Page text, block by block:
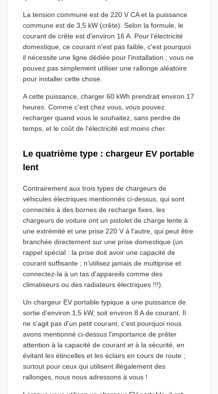
La tension commune est de 220 V CA et la puissance
commune est de 3,5 kW (crête). Selon la formule, le
courant de crête est d'environ 16 A. Pour l'électricité
domestique, ce courant n'est pas faible, c'est pourquoi
il nécessite une ligne dédiée pour l'installation ; vous ne
pouvez pas simplement utiliser une rallonge aléatoire
pour installer cette chose.
A cette puissance, charger 60 kWh prendrait environ 17
heures. Comme c'est chez vous, vous pouvez
recharger quand vous le souhaitez, sans perdre de
temps, et le coût de l'électricité est moins cher.
Le quatrième type : chargeur EV portable
lent
Contrairement aux trois types de chargeurs de
véhicules électriques mentionnés ci-dessus, qui sont
connectés à des bornes de recharge fixes, les
chargeurs de voiture ont un pistolet de charge lente à
une extrémité et une prise 220 V à l'autre, qui peut être
branchée directement sur une prise domestique (un
rappel spécial : la prise doit avoir une capacité de
courant suffisante ; n'utilisez jamais de multiprise et
connectez-la à un tas d'appareils comme des
climatiseurs ou des radiateurs électriques !!!).
Un chargeur EV portable typique a une puissance de
sortie d’environ 1,5 kW, soit environ 8 A de courant. Il
ne s'agit pas d'un petit courant, c'est pourquoi nous
avons mentionné ci-dessus l'importance de prêter
attention à la capacité de courant et à la sécurité, en
évitant les étincelles et les éclairs en cours de route ;
surtout pour ceux qui utilisent illégalement des
rallonges, nous nous adressons à vous !